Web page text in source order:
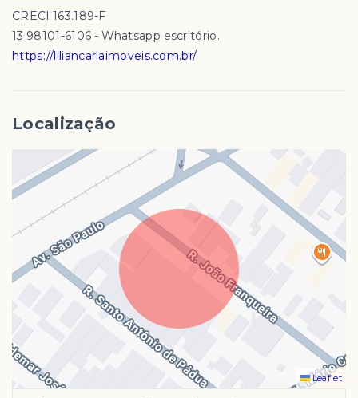
CRECI 163.189-F
13 98101-6106 - Whatsapp escritório.
https://liliancarlaimoveis.com.br/
Localização
Leaflet